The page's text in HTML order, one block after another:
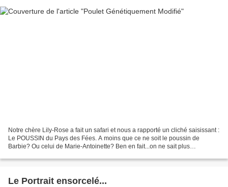
Notre chère Lily-Rose a fait un safari et nous a rapporté un cliché saisissant :
Le POUSSIN du Pays des Fées. A moins que ce ne soit le poussin de
Barbie? Ou celui de Marie-Antoinette? Ben en fait...on ne sait plus
Le Portrait ensorcelé...